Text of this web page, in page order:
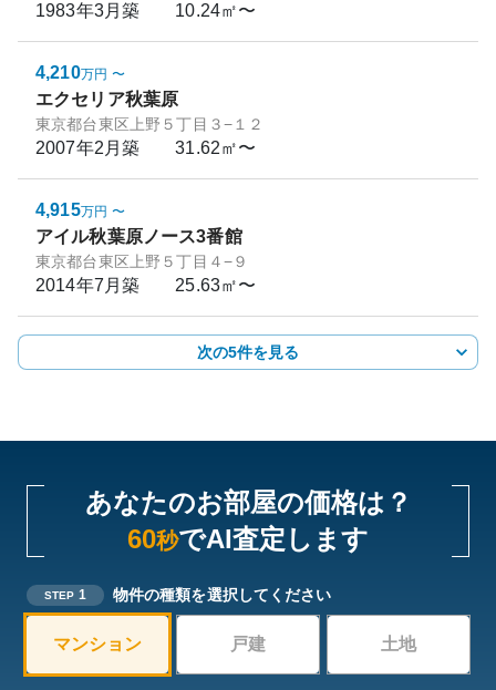
1983年3月築 10.24㎡〜
4,210万円 〜
エクセリア秋葉原
東京都台東区上野５丁目３−１２
2007年2月築 31.62㎡〜
4,915万円 〜
アイル秋葉原ノース3番館
東京都台東区上野５丁目４−９
2014年7月築 25.63㎡〜
次の5件を見る
あなたのお部屋の価格は？
60秒でAI査定します
STEP 1 物件の種類を選択してください
マンション 戸建 土地